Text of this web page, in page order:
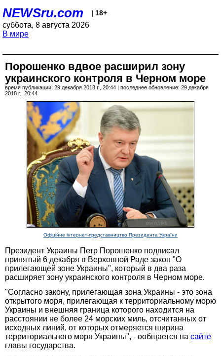
NEWSru.com | 18+
суббота, 8 августа 2026
В мире
Порошенко вдвое расширил зону
украинского контроля в Черном море
время публикации: 29 декабря 2018 г., 20:44 | последнее обновление: 29 декабря
2018 г., 20:44
Офіційне інтернет-представництво Президента України
Президент Украины Петр Порошенко подписал
принятый 6 декабря в Верховной Раде закон "О
прилегающей зоне Украины", который в два раза
расширяет зону украинского контроля в Черном море.
"Согласно закону, прилегающая зона Украины - это зона
открытого моря, прилегающая к территориальному морю
Украины и внешняя граница которого находится на
расстоянии не более 24 морских миль, отсчитанных от
исходных линий, от которых отмеряется ширина
территориального моря Украины", - ообщается на сайте
главы государства.